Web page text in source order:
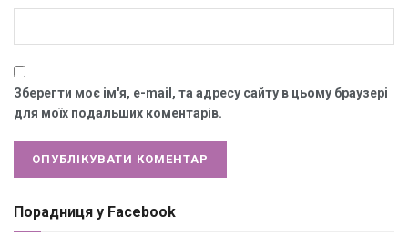
Зберегти моє ім'я, e-mail, та адресу сайту в цьому браузері
для моїх подальших коментарів.
Порадниця у Facebook